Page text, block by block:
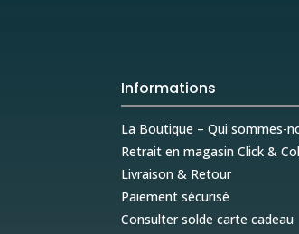
Informations
La Boutique – Qui sommes-
Retrait en magasin Click &
Livraison & Retour
Paiement sécurisé
Consulter solde carte cadeau